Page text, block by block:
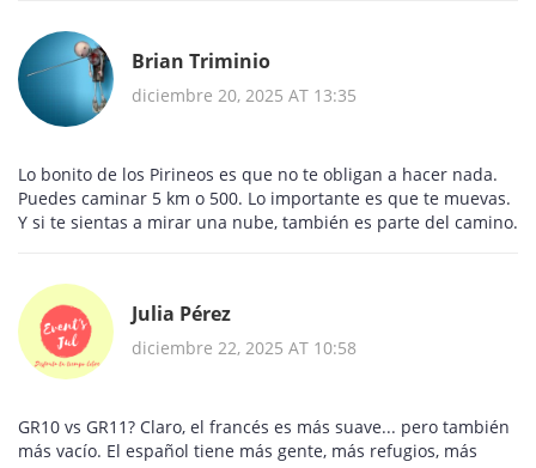
Brian Triminio
diciembre 20, 2025 AT 13:35
Lo bonito de los Pirineos es que no te obligan a hacer nada.
Puedes caminar 5 km o 500. Lo importante es que te muevas.
Y si te sientas a mirar una nube, también es parte del camino.
Julia Pérez
diciembre 22, 2025 AT 10:58
GR10 vs GR11? Claro, el francés es más suave... pero también
más vacío. El español tiene más gente, más refugios, más